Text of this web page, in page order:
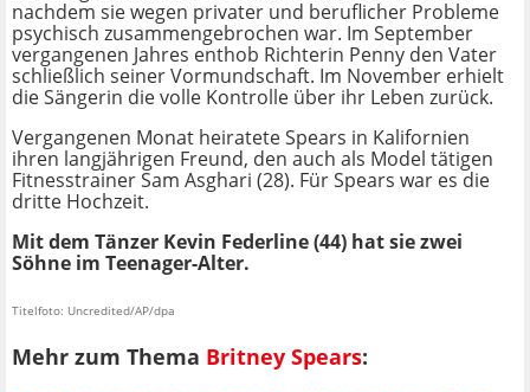
nachdem sie wegen privater und beruflicher Probleme
psychisch zusammengebrochen war. Im September
vergangenen Jahres enthob Richterin Penny den Vater
schließlich seiner Vormundschaft. Im November erhielt
die Sängerin die volle Kontrolle über ihr Leben zurück.
Vergangenen Monat heiratete Spears in Kalifornien
ihren langjährigen Freund, den auch als Model tätigen
Fitnesstrainer Sam Asghari (28). Für Spears war es die
dritte Hochzeit.
Mit dem Tänzer Kevin Federline (44) hat sie zwei
Söhne im Teenager-Alter.
Titelfoto: Uncredited/AP/dpa
Mehr zum Thema Britney Spears: